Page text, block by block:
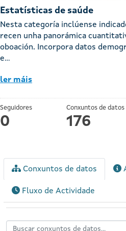
Estatísticas de saúde
Nesta categoría inclúense
recen unha panorámica
oboación. Incorpora datos
e...
ler máis
Seguidores
0
Conxuntos de datos
176
Conxuntos de datos
Fluxo de Actividade